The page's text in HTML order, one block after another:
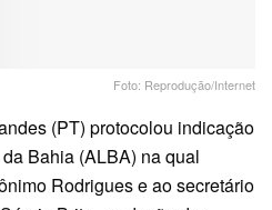
Foto: Reprodução/Internet
(PT) protocolou indicação
Bahia (ALBA) na qual
Rodrigues e ao secretário